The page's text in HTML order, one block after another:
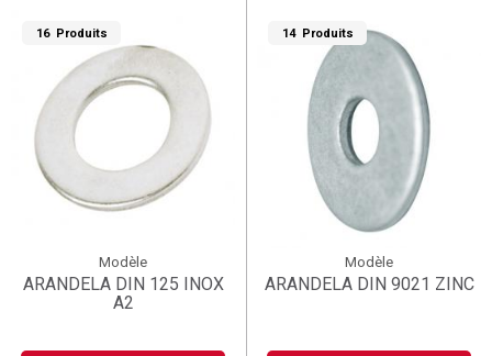
16 Produits
Modèle
ARANDELA DIN 125 INOX
A2
14 Produits
Modèle
ARANDELA DIN 9021 ZINC